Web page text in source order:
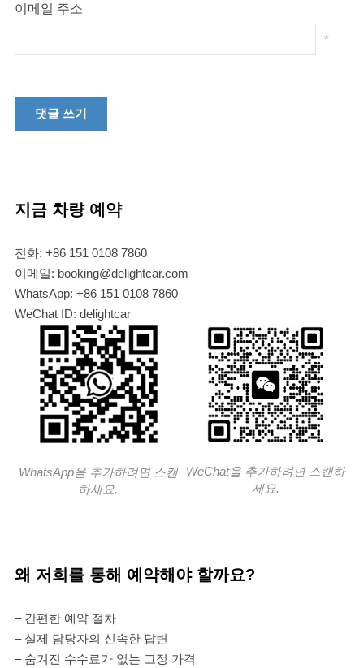
이메일 주소
*
지금 차량 예약
전화: +86 151 0108 7860
이메일: booking@delightcar.com
WhatsApp: +86 151 0108 7860
WeChat ID: delightcar
WhatsApp을 추가하려면 스캔
하세요.
WeChat을 추가하려면 스캔하
세요.
왜 저희를 통해 예약해야 할까요?
– 간편한 예약 절차
– 실제 담당자의 신속한 답변
– 숨겨진 수수료가 없는 고정 가격